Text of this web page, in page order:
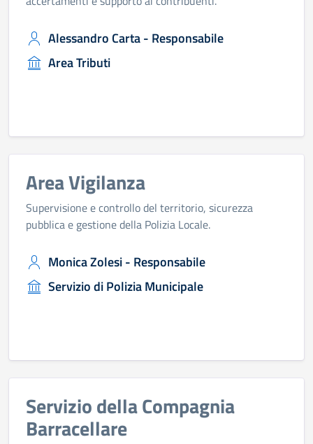
Alessandro Carta - Responsabile
Area Tributi
Area Vigilanza
Supervisione e controllo del territorio, sicurezza
pubblica e gestione della Polizia Locale.
Monica Zolesi - Responsabile
Servizio di Polizia Municipale
Servizio della Compagnia
Barracellare